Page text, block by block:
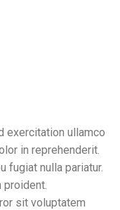
exercitation ullamco
in reprehenderit.
fugiat nulla pariatur.
proident.
sit voluptatem